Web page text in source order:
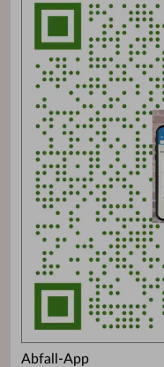
Abfall-App